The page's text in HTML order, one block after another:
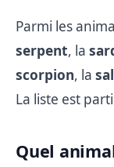
Parmi les
serpent, la
scorpion, la
La liste est
Quel